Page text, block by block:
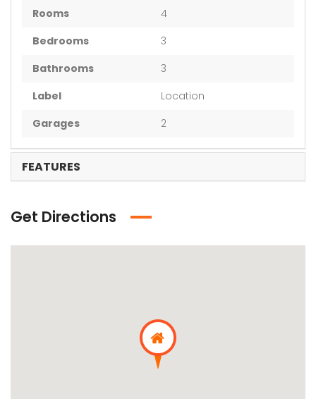
Rooms
4
Bedrooms
3
Bathrooms
3
Label
Location
Garages
2
FEATURES
Get Directions